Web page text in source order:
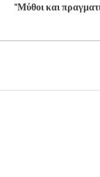
“Μύθοι και